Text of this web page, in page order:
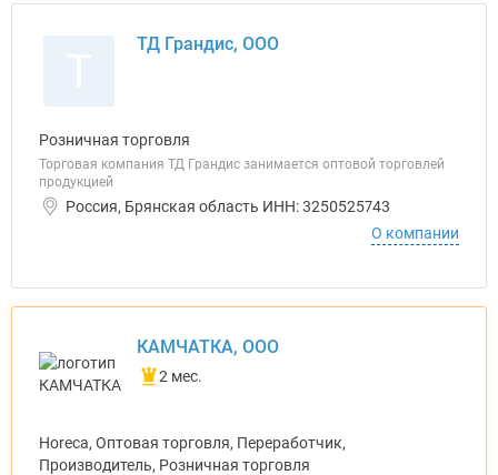
ТД Грандис, ООО
Розничная торговля
Торговая компания ТД Грандис занимается оптовой торговлей
продукцией
Россия, Брянская область ИНН: 3250525743
О компании
КАМЧАТКА, ООО
2 мес.
Horeca, Оптовая торговля, Переработчик,
Производитель, Розничная торговля